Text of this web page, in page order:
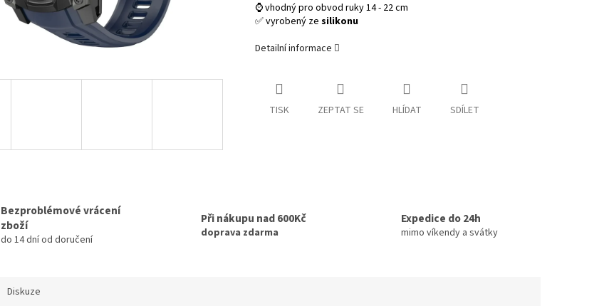
⌚ vhodný pro obvod ruky 14 - 22 cm
✅ vyrobený ze silikonu
Detailní informace
TISK ZEPTAT SE HLÍDAT SDÍLET
Bezproblémové vrácení
zboží
do 14 dní od doručení
Při nákupu nad 600Kč
doprava zdarma
Expedice do 24h
mimo víkendy a svátky
Diskuze